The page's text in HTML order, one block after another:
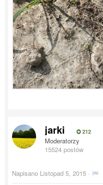
jarki 212
Moderatorzy
15524 postów
Napisano Listopad 5, 2015 ·